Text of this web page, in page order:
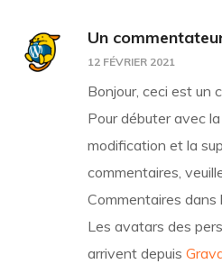
Un
12 FÉVRIER 2021
Bonjour, ceci est un
Pour débuter avec
modification et la
commentaires,
Commentaires dans
Les avatars des
arrivent depuis